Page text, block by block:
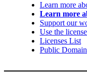
Learn more
Learn more
Support our
Use the
Licenses List
Public